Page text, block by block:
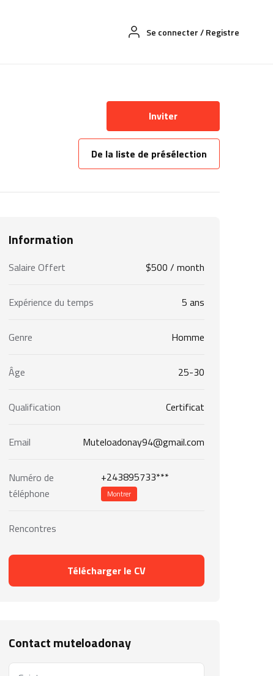
Se connecter/Registre
Inviter
De la liste de présélection
Information
Salaire Offert $500 / month
Expérience du temps 5 ans
Genre Homme
Âge 25-30
Qualification Certificat
Email Muteloadonay94@gmail.com
Numéro de
téléphone
+243895733***
Montrer
Rencontres
Télécharger le CV
Contact muteloadonay